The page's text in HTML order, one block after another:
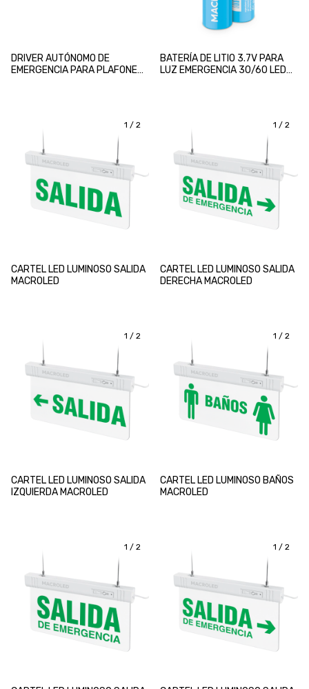
DRIVER AUTÓNOMO DE
EMERGENCIA PARA PLAFONES
BATERÍA DE LITIO 3.7V PARA
LUZ EMERGENCIA 30/60 LEDS
1 / 2
CARTEL LED LUMINOSO SALIDA
MACROLED
1 / 2
CARTEL LED LUMINOSO SALIDA
DERECHA MACROLED
1 / 2
CARTEL LED LUMINOSO SALIDA
IZQUIERDA MACROLED
1 / 2
CARTEL LED LUMINOSO BAÑOS
MACROLED
1 / 2 1 / 2